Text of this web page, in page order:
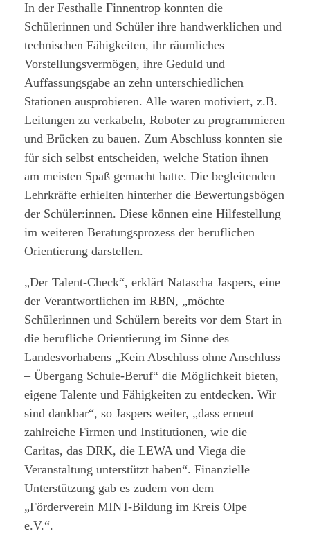
In der Festhalle Finnentrop konnten die
Schülerinnen und Schüler ihre handwerklichen und
technischen Fähigkeiten, ihr räumliches
Vorstellungsvermögen, ihre Geduld und
Auffassungsgabe an zehn unterschiedlichen
Stationen ausprobieren. Alle waren motiviert, z.B.
Leitungen zu verkabeln, Roboter zu programmieren
und Brücken zu bauen. Zum Abschluss konnten sie
für sich selbst entscheiden, welche Station ihnen
am meisten Spaß gemacht hatte. Die begleitenden
Lehrkräfte erhielten hinterher die Bewertungsbögen
der Schüler:innen. Diese können eine Hilfestellung
im weiteren Beratungsprozess der beruflichen
Orientierung darstellen.
„Der Talent-Check“, erklärt Natascha Jaspers, eine
der Verantwortlichen im RBN, „möchte
Schülerinnen und Schülern bereits vor dem Start in
die berufliche Orientierung im Sinne des
Landesvorhabens „Kein Abschluss ohne Anschluss
– Übergang Schule-Beruf“ die Möglichkeit bieten,
eigene Talente und Fähigkeiten zu entdecken. Wir
sind dankbar“, so Jaspers weiter, „dass erneut
zahlreiche Firmen und Institutionen, wie die
Caritas, das DRK, die LEWA und Viega die
Veranstaltung unterstützt haben“. Finanzielle
Unterstützung gab es zudem von dem
„Förderverein MINT-Bildung im Kreis Olpe
e.V.“.